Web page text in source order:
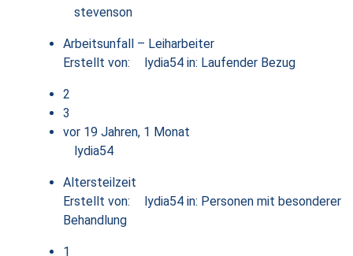
stevenson
Arbeitsunfall – Leiharbeiter
Erstellt von:
lydia54 in: Laufender Bezug
2
3
vor 19 Jahren, 1 Monat
lydia54
Altersteilzeit
Erstellt von:
lydia54 in: Personen mit besonderer
Behandlung
1